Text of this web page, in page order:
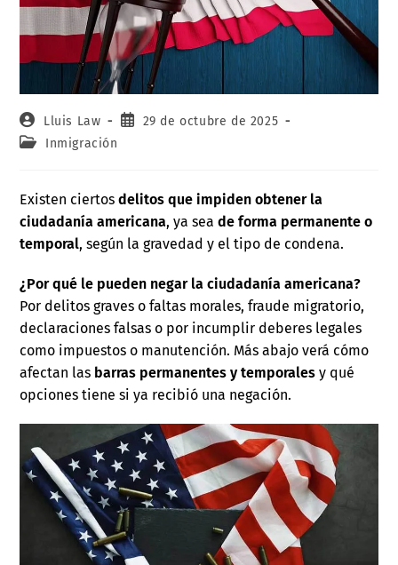
Lluis Law
29 de octubre de 2025
Inmigración
Existen ciertosdelitos que impiden obtener la
ciudadanía americana, ya seade forma permanente o
temporal, según la gravedad y el tipo de condena.
¿Por qué le pueden negar la ciudadanía americana?
Por delitos graves o faltas morales, fraude migratorio,
declaraciones falsas o por incumplir deberes legales
como impuestos o manutención. Más abajo verá cómo
afectan las barras permanentes y temporales y qué
opciones tiene si ya recibió una negación.